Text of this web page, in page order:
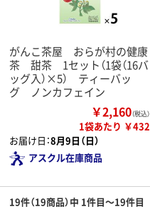
がんこ茶屋 おらが村の健康
茶 甜茶 1セット（1袋（16バ
ッグ入）×5） ティーバッ
グ ノンカフェイン
￥2,160（税込）
1袋あたり ￥432
お届け日：8月9日（日）
アスクル在庫商品
19件（19商品）中 1件目～19件目